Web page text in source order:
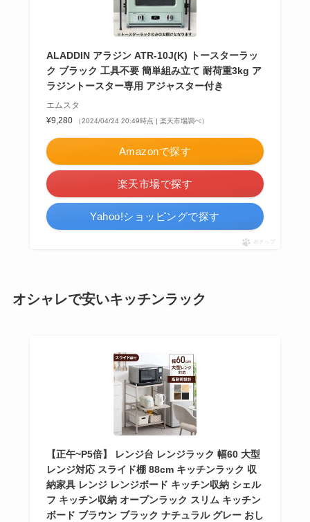
ALADDIN アラジン ATR-10J(K) トースターラッ
ク ブラック 工具不要 簡単組み立て 耐荷重3kg ア
ラジントースター専用 アジャスター付き
エムスタ
¥9,280
（2024/04/24 20:49時点 | 楽天市場調べ）
Amazonで探す
楽天市場で探す
Yahoo!ショッピングで探す
ポチップ
オシャレで安いキッチンラック
【正午~P5倍】 レンジ台 レンジラック 幅60 大型
レンジ対応 スライド棚 88cm キッチンラック 収
納家具 レンジ レンジボード キッチン収納 シェル
フ キッチン収納 オープンラック スリム キッチン
ボード ブラウン ブラック ナチュラル グレー おし